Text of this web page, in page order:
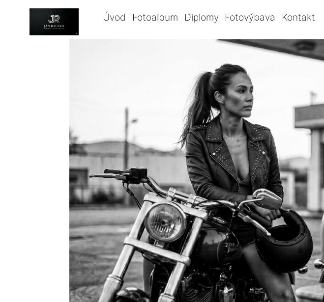
Úvod Fotoalbum Diplomy Fotovýbava Kontakt